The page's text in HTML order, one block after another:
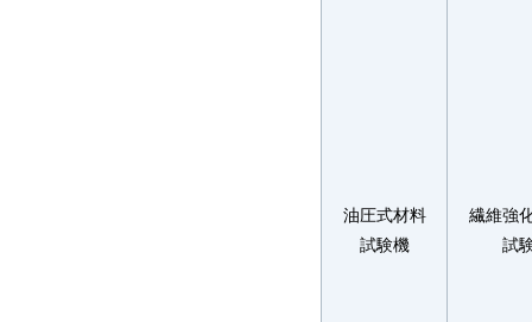
油圧式材料
試験機
繊維強
試